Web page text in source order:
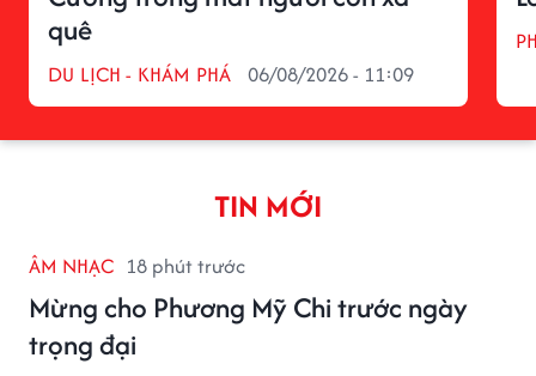
quê
DU LỊCH - KHÁM PHÁ 06/08/2026 - 11:09
TIN MỚI
ÂM NHẠC 18 phút trước
Mừng cho Phương Mỹ Chi trước ngày
trọng đại